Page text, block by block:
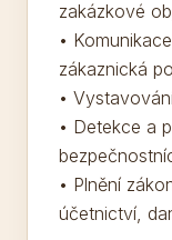
zakázkové
•
zákaznická
•
• Detekce a
• Plnění
účetnictví,